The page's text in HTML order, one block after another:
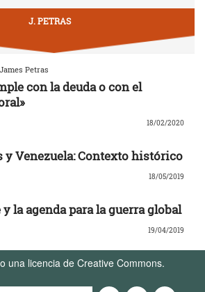
J. PETRAS
Petras
con la deuda o con el
18/02/2020
y Venezuela: Contexto histórico
18/05/2019
la agenda para la guerra global
19/04/2019
una licencia de Creative Commons.